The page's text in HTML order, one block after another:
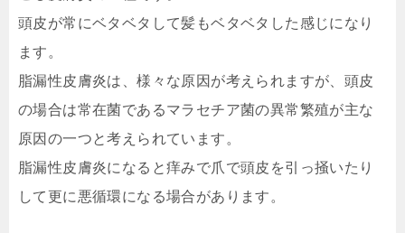
頭皮が常にベタベタして髪もベタベタした感じになり
ます。
脂漏性皮膚炎は、様々な原因が考えられますが、頭皮
の場合は常在菌であるマラセチア菌の異常繁殖が主な
原因の一つと考えられています。
脂漏性皮膚炎になると痒みで爪で頭皮を引っ掻いたり
して更に悪循環になる場合があります。